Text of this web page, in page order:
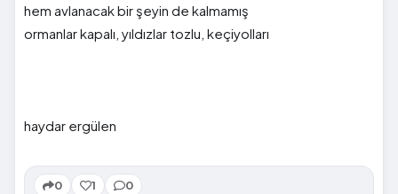
hem avlanacak bir şeyin de kalmamış
ormanlar kapalı, yıldızlar tozlu, keçiyolları
haydar ergülen
0 1 0